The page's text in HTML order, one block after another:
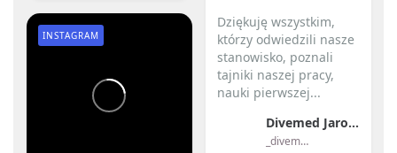
Dziękuję wszystkim,
którzy odwiedzili nasze
stanowisko, poznali
tajniki naszej pracy,
nauki pierwszej...
Divemed Jarosław Przybylski
_divemed_
INSTAGRAM